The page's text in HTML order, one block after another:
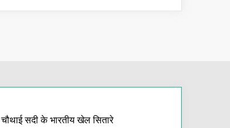
चौथाई सदी के भारतीय खेल सितारे